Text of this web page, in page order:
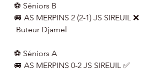
⚽️ Séniors B
🚐 AS MERPINS 2 (2-1) JS SIREUIL ❌
Buteur Djamel
⚽️ Séniors A
🚐 AS MERPINS 0-2 JS SIREUIL ✅